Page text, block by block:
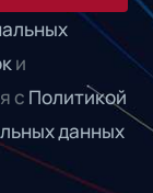
и
с Политикой
данных